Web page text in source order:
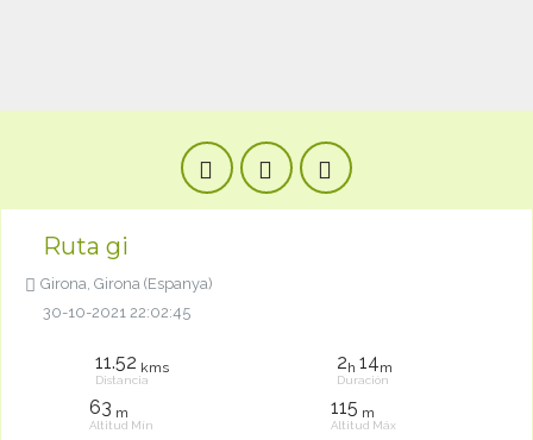
Ruta gi
Girona, Girona (Espanya)
30-10-2021 22:02:45
11.52 kms
Distancia
2h 14m
Duración
63 m
Altitud Mín
115 m
Altitud Máx